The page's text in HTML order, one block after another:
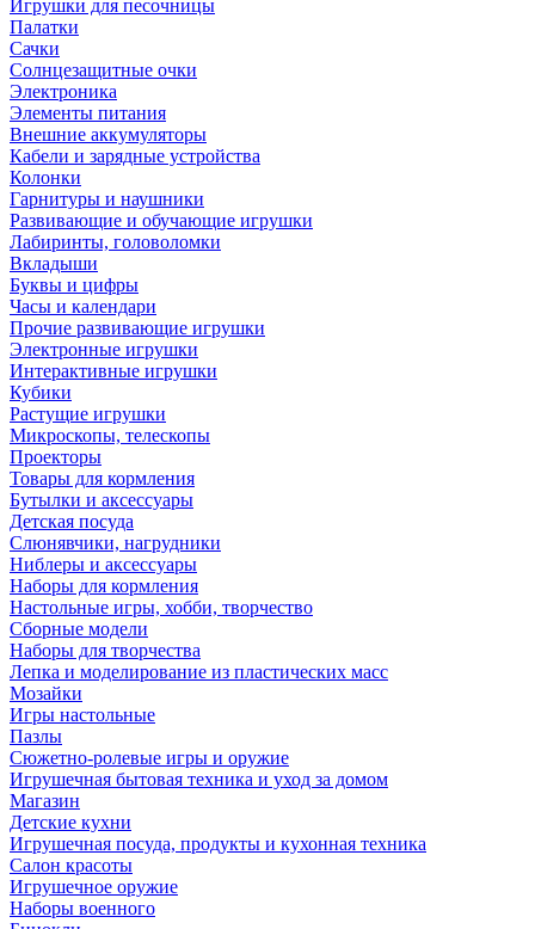
Игрушки для песочницы
Палатки
Сачки
Солнцезащитные очки
Электроника
Элементы питания
Внешние аккумуляторы
Кабели и зарядные устройства
Колонки
Гарнитуры и наушники
Развивающие и обучающие игрушки
Лабиринты, головоломки
Вкладыши
Буквы и цифры
Часы и календари
Прочие развивающие игрушки
Электронные игрушки
Интерактивные игрушки
Кубики
Растущие игрушки
Микроскопы, телескопы
Проекторы
Товары для кормления
Бутылки и аксессуары
Детская посуда
Слюнявчики, нагрудники
Ниблеры и аксессуары
Наборы для кормления
Настольные игры, хобби, творчество
Сборные модели
Наборы для творчества
Лепка и моделирование из пластических масс
Мозайки
Игры настольные
Пазлы
Сюжетно-ролевые игры и оружие
Игрушечная бытовая техника и уход за домом
Магазин
Детские кухни
Игрушечная посуда, продукты и кухонная техника
Салон красоты
Игрушечное оружие
Наборы военного